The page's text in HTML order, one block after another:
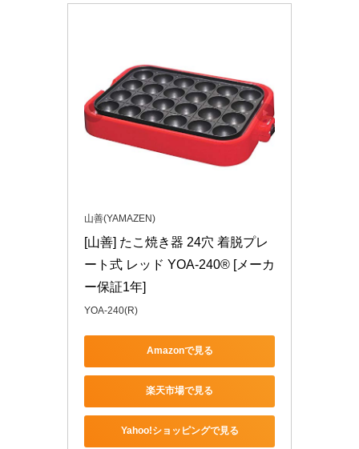
山善(YAMAZEN)
[山善] たこ焼き器 24穴 着脱プレ
ート式 レッド YOA-240® [メーカ
ー保証1年]
YOA-240(R)
Amazonで見る
楽天市場で見る
Yahoo!ショッピングで見る